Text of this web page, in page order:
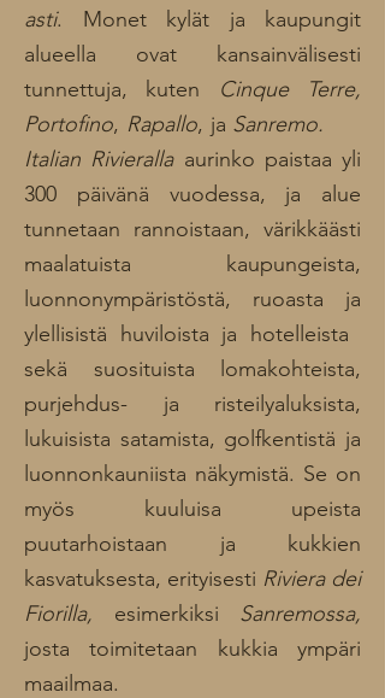
asti. Monet kylät ja kaupungit
alueella ovat kansainvälisesti
tunnettuja, kuten
Cinque Terre,
Portofino, Rapallo, ja Sanremo.
Italian Rivierallaaurinko paistaa yli
300 päivänä vuodessa, ja alue
tunnetaan rannoistaan, värikkäästi
maalatuista kaupungeista,
luonnonympäristöstä, ruoasta ​​ja
ylellisistä huviloista ​​ja hotelleista ​​
sekä suosituista lomakohteista,
purjehdus- ja risteilyaluksista,
lukuisista satamista, golfkentistä ja
luonnonkauniista näkymistä. Se on
myös kuuluisa upeista
puutarhoistaan ​​ja kukkien
kasvatuksesta, erityisesti Riviera dei
Fiorilla, esimerkiksi Sanremossa,
josta toimitetaan kukkia ympäri
maailmaa.